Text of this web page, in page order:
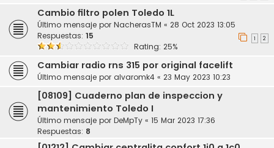
Cambio filtro polen Toledo 1L
Último mensaje por NacherasTM « 28 Oct 2023 13:05
Respuestas: 15 1 2
Rating: 25%
Cambiar radio rns 315 por original facelift
Último mensaje por alvaromk4 « 23 May 2023 10:23
[08109] Cuaderno plan de inspeccion y
mantenimiento Toledo I
Último mensaje por DeMpTy « 15 Mar 2023 17:36
Respuestas: 8